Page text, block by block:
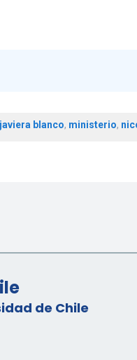
javiera blanco, ministerio,
de Chile